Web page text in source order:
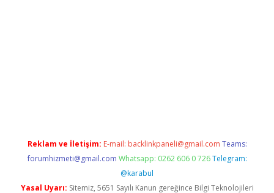
Reklam ve İletişim: E-mail: backlinkpaneli@gmail.com Teams:
forumhizmeti@gmail.com Whatsapp: 0262 606 0 726 Telegram:
@karabul
Yasal Uyarı: Sitemiz, 5651 Sayılı Kanun gereğince Bilgi Teknolojileri